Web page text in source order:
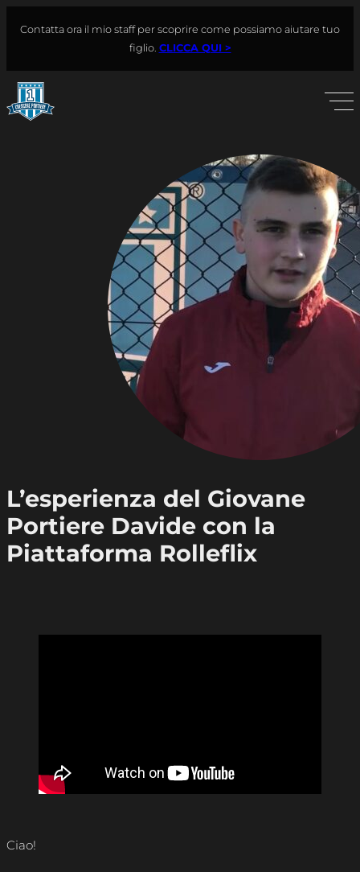
Contatta ora il mio staff per scoprire come possiamo aiutare tuo
figlio. CLICCA QUI >
Cerca
L’esperienza del Giovane
Portiere Davide con la
Piattaforma Rolleflix
Ciao!